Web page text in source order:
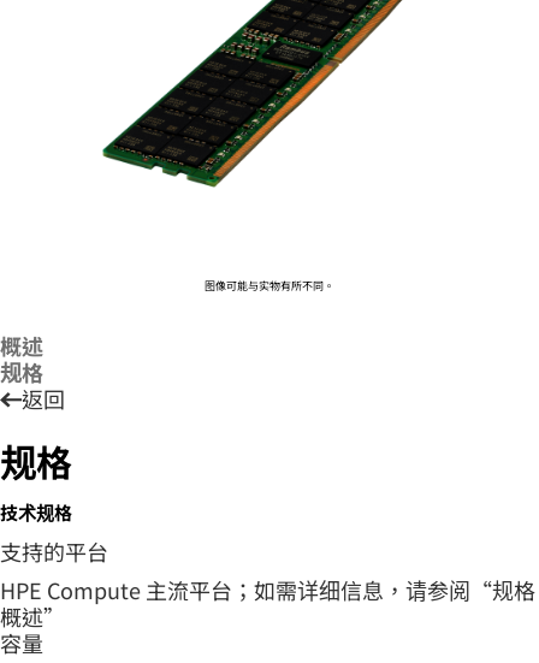
图像可能与实物有所不同。
概述
规格
返回
规格
技术规格
支持的平台
HPE Compute 主流平台；如需详细信息，请参阅“规格
概述”
容量